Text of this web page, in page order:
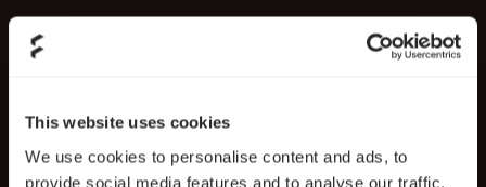
This website uses cookies
We use cookies to personalise content and ads, to
provide social media features and to analyse our traffic.